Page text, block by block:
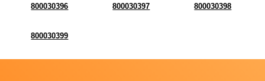
800030396 800030397 800030398
800030399